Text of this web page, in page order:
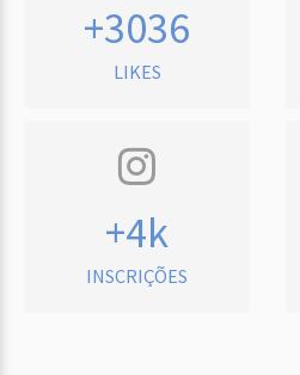
+3036
LIKES
+4k
INSCRIÇÕES